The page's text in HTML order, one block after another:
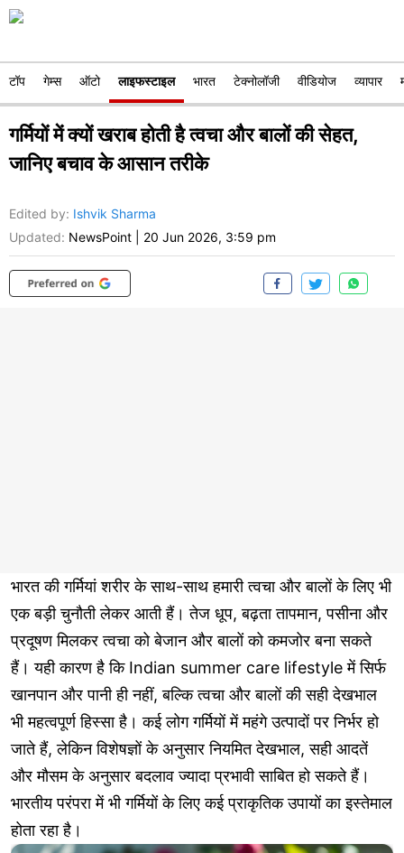
टॉप गेम्स ऑटो लाइफस्टाइल भारत टेक्नोलॉजी वीडियोज व्यापार
गर्मियों में क्यों खराब होती है त्वचा और बालों की सेहत,
जानिए बचाव के आसान तरीके
Edited by: Ishvik Sharma
Updated: NewsPoint 20 Jun 2026, 3:59 pm
भारत की गर्मियां शरीर के साथ-साथ हमारी त्वचा और बालों के लिए भी
एक बड़ी चुनौती लेकर आती हैं। तेज धूप, बढ़ता तापमान, पसीना और
प्रदूषण मिलकर त्वचा को बेजान और बालों को कमजोर बना सकते
हैं। यही कारण है कि Indian summer care lifestyle में सिर्फ
खानपान और पानी ही नहीं, बल्कि त्वचा और बालों की सही देखभाल
भी महत्वपूर्ण हिस्सा है। कई लोग गर्मियों में महंगे उत्पादों पर निर्भर हो
जाते हैं, लेकिन विशेषज्ञों के अनुसार नियमित देखभाल, सही आदतें
और मौसम के अनुसार बदलाव ज्यादा प्रभावी साबित हो सकते हैं।
भारतीय परंपरा में भी गर्मियों के लिए कई प्राकृतिक उपायों का इस्तेमाल
होता रहा है।